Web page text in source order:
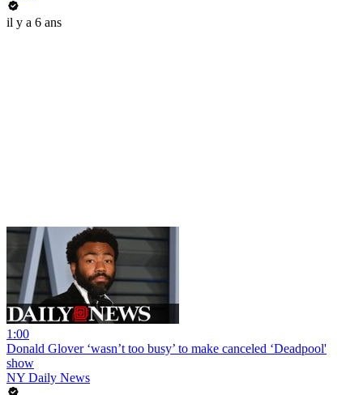
il y a 6 ans
1:00
Donald Glover ‘wasn’t too busy’ to make canceled ‘Deadpool'
show
NY Daily News